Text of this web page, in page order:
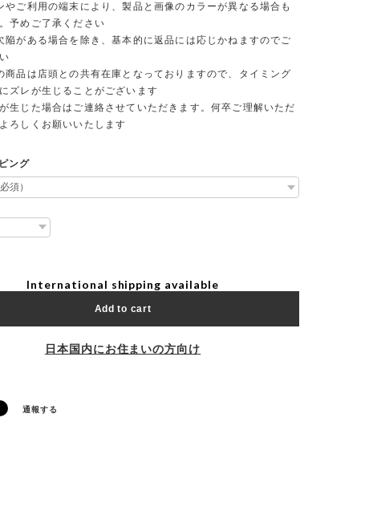
ご利用の端末により、製品と画像のカラーが異なる場合も
予めご了承ください
がある場合を除き、基本的に返品には応じかねますのでご
品は店頭との共有在庫となっておりますので、タイミング
ズレが生じることがございます
生じた場合はご連絡させていただきます。何卒ご理解いただ
ろしくお願いいたします
ング
International shipping available
Add to cart
日本国内にお住まいの方向け
通報する